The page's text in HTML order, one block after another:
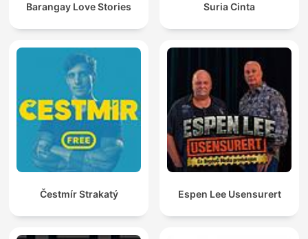
Barangay Love Stories Suria Cinta
Čestmír Strakatý Espen Lee Usensurert